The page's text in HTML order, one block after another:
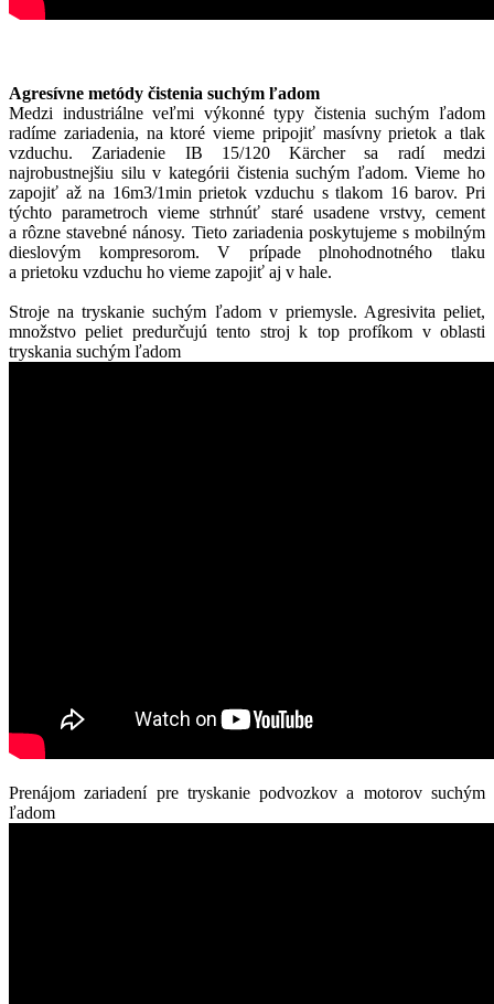
Agresívne metódy čistenia suchým ľadom
Medzi industriálne veľmi výkonné typy čistenia suchým ľadom
radíme zariadenia, na ktoré vieme pripojiť masívny prietok a tlak
vzduchu. Zariadenie IB 15/120 Kärcher sa radí medzi
najrobustnejšiu silu v kategórii čistenia suchým ľadom. Vieme ho
zapojiť až na 16m3/1min prietok vzduchu s tlakom 16 barov. Pri
týchto parametroch vieme strhnúť staré usadene vrstvy, cement
a rôzne stavebné nánosy. Tieto zariadenia poskytujeme s mobilným
dieslovým kompresorom. V prípade plnohodnotného tlaku
a prietoku vzduchu ho vieme zapojiť aj v hale.
Stroje na tryskanie suchým ľadom v priemysle. Agresivita peliet,
množstvo peliet predurčujú tento stroj k top profíkom v oblasti
tryskania suchým ľadom
Prenájom zariadení pre tryskanie podvozkov a motorov suchým
ľadom